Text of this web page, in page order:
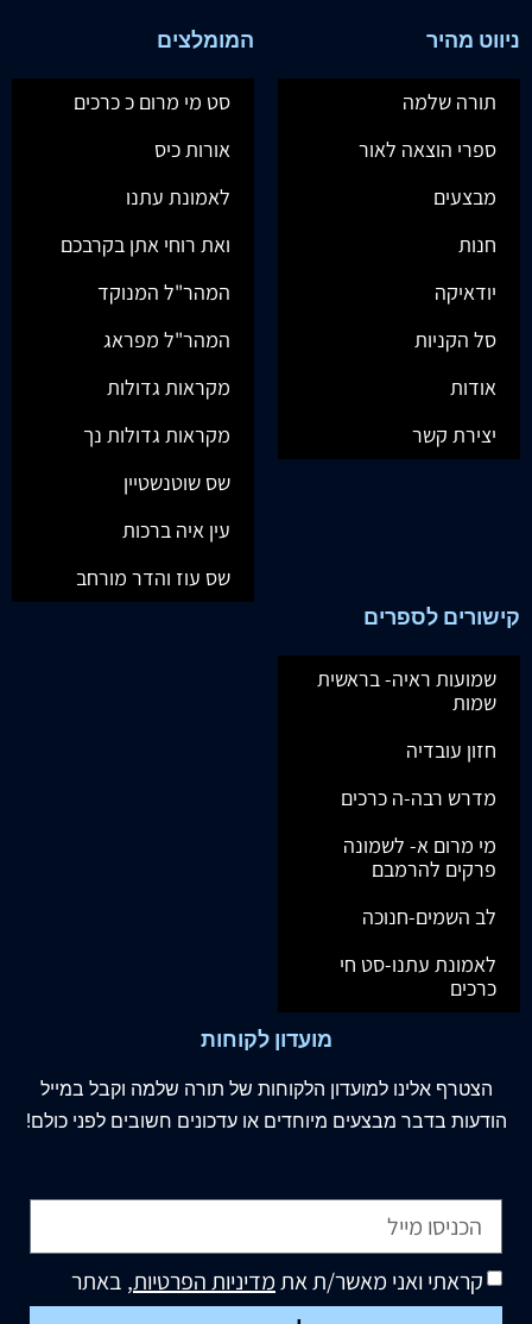
ניווט מהיר
תורה שלמה
ספרי הוצאה לאור
מבצעים
חנות
יודאיקה
סל הקניות
אודות
יצירת קשר
המומלצים
סט מי מרום כ כרכים
אורות כיס
לאמונת עתנו
ואת רוחי אתן בקרבכם
המהר"ל המנוקד
המהר"ל מפראג
מקראות גדולות
מקראות גדולות נך
שס שוטנשטיין
עין איה ברכות
שס עוז והדר מורחב
קישורים לספרים
שמועות ראיה- בראשית
שמות
חזון עובדיה
מדרש רבה-ה כרכים
מי מרום א- לשמונה
פרקים להרמבם
לב השמים-חנוכה
לאמונת עתנו-סט חי
כרכים
מועדון לקוחות
הצטרף אלינו למועדון הלקוחות של תורה שלמה וקבל במייל
הודעות בדבר מבצעים מיוחדים או עדכונים חשובים לפני כולם!
קראתי ואני מאשר/ת אתמדיניות הפרטיות, באתר